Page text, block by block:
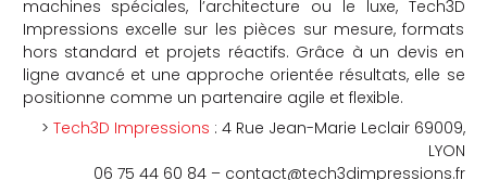
machines spéciales, l’architecture ou le luxe, Tech3D
Impressions excelle sur les pièces sur mesure, formats
hors standard et projets réactifs. Grâce à un devis en
ligne avancé et une approche orientée résultats, elle se
positionne comme un partenaire agile et flexible.
> Tech3D Impressions : 4 Rue Jean-Marie Leclair 69009,
LYON
06 75 44 60 84 – contact@tech3dimpressions.fr